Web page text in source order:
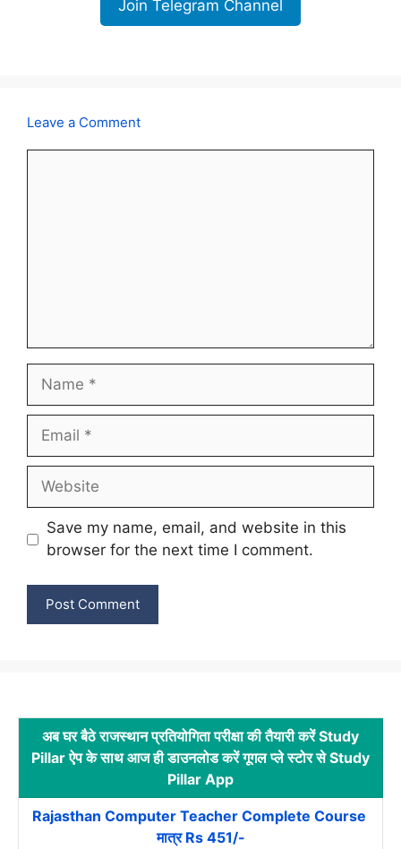
Join Telegram Channel
Leave a Comment
Name
Email
Website
Save my name, email, and website in this
browser for the next time I comment.
अब घर बैठे राजस्थान प्रतियोगिता परीक्षा की तैयारी करें Study
Pillar ऐप के साथ आज ही डाउनलोड करें गूगल प्ले स्टोर से Study
Pillar App
Rajasthan Computer Teacher Complete Course
मात्र Rs 451/-